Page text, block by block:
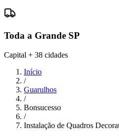
Toda a Grande SP
Capital + 38 cidades
Início
/
Guarulhos
/
Bonsucesso
/
Instalação de Quadros